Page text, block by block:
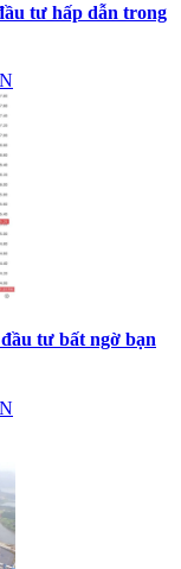
tư hấp dẫn trong
tư bất ngờ bạn